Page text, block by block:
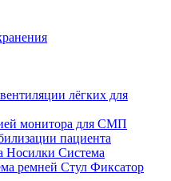
лёгких для
монитора для СМП
пациента
Носилки Система
ремней Стул Фиксатор